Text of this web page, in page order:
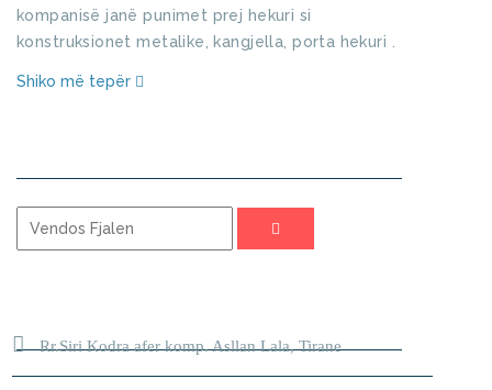
kompanisë janë punimet prej hekuri si
konstruksionet metalike, kangjella, porta hekuri .
Shiko më tepër
Rr.Siri Kodra afer komp. Asllan Lala, Tirane